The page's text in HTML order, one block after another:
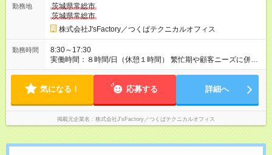
勤務地
茨城県常総市
茨城県常総市
株式会社J'sFactory／つくばテクニカルオフィス
勤務時間
8:30～17:30
実働時間：８時間/日（休憩１時間） 繁忙期や顧客ニーズに併せ
ての時差出勤の場合あり
気になる！ 応募する 詳細へ
掲載元企業名 株式会社J'sFactory／つくばテクニカルオフィス